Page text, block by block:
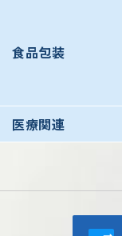
食品包装
医療関連